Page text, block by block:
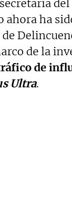
ahora ha
de la
de
Ultra.